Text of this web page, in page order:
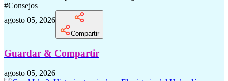
#Consejos
agosto 05, 2026
Compartir
Guardar & Compartir
agosto 05, 2026